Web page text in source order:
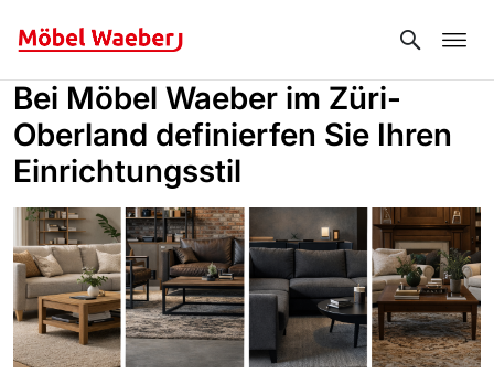
Search
Bei Möbel Waeber im Züri-
Oberland definierfen Sie Ihren
Einrichtungsstil